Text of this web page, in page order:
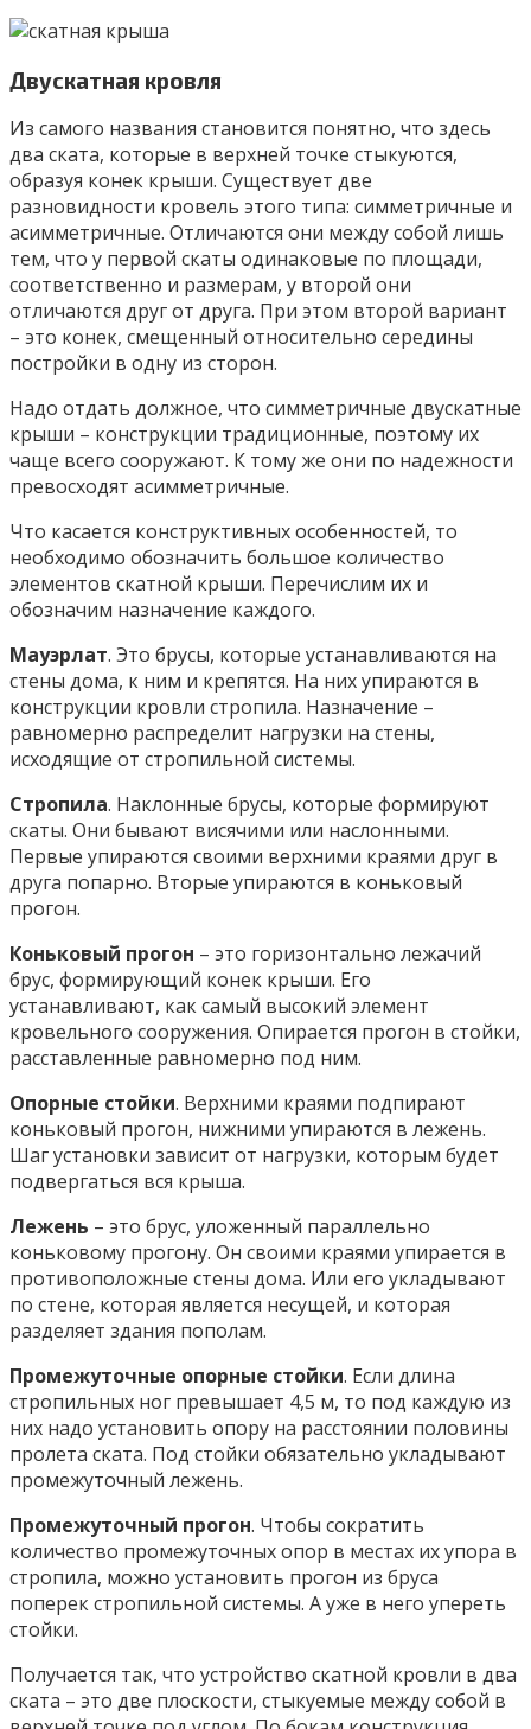
Двускатная кровля
Из самого названия становится понятно, что здесь
два ската, которые в верхней точке стыкуются,
образуя конек крыши. Существует две
разновидности кровель этого типа: симметричные и
асимметричные. Отличаются они между собой лишь
тем, что у первой скаты одинаковые по площади,
соответственно и размерам, у второй они
отличаются друг от друга. При этом второй вариант
– это конек, смещенный относительно середины
постройки в одну из сторон.
Надо отдать должное, что симметричные двускатные
крыши – конструкции традиционные, поэтому их
чаще всего сооружают. К тому же они по надежности
превосходят асимметричные.
Что касается конструктивных особенностей, то
необходимо обозначить большое количество
элементов скатной крыши. Перечислим их и
обозначим назначение каждого.
Мауэрлат. Это брусы, которые устанавливаются на
стены дома, к ним и крепятся. На них упираются в
конструкции кровли стропила. Назначение –
равномерно распределит нагрузки на стены,
исходящие от стропильной системы.
Стропила. Наклонные брусы, которые формируют
скаты. Они бывают висячими или наслонными.
Первые упираются своими верхними краями друг в
друга попарно. Вторые упираются в коньковый
прогон.
Коньковый прогон – это горизонтально лежачий
брус, формирующий конек крыши. Его
устанавливают, как самый высокий элемент
кровельного сооружения. Опирается прогон в стойки,
расставленные равномерно под ним.
Опорные стойки. Верхними краями подпирают
коньковый прогон, нижними упираются в лежень.
Шаг установки зависит от нагрузки, которым будет
подвергаться вся крыша.
Лежень – это брус, уложенный параллельно
коньковому прогону. Он своими краями упирается в
противоположные стены дома. Или его укладывают
по стене, которая является несущей, и которая
разделяет здания пополам.
Промежуточные опорные стойки. Если длина
стропильных ног превышает 4,5 м, то под каждую из
них надо установить опору на расстоянии половины
пролета ската. Под стойки обязательно укладывают
промежуточный лежень.
Промежуточный прогон. Чтобы сократить
количество промежуточных опор в местах их упора в
стропила, можно установить прогон из бруса
поперек стропильной системы. А уже в него упереть
стойки.
Получается так, что устройство скатной кровли в два
ската – это две плоскости, стыкуемые между собой в